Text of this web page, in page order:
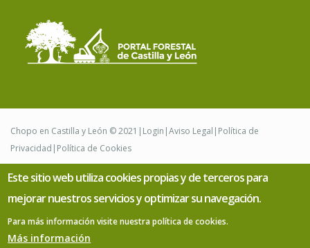
Chopo en Castilla y León © 2021| Login |Aviso Legal | Política de
Privacidad | Política de Cookies
Desarrollado por
Este sitio web utiliza cookies propias y de terceros para
mejorar nuestros servicios y optimizar su navegación.
Para más información visite nuestra política de cookies.
Más información